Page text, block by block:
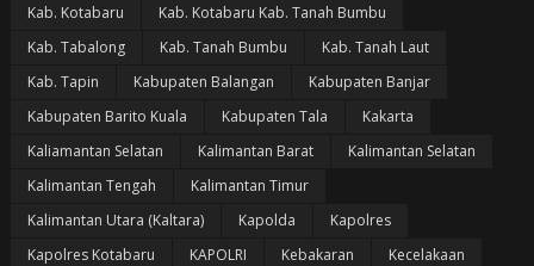
Kab. Kotabaru
Kab. Kotabaru Kab. Tanah Bumbu
Kab. Tabalong
Kab. Tanah Bumbu
Kab. Tanah Laut
Kab. Tapin
Kabupaten Balangan
Kabupaten Banjar
Kabupaten Barito Kuala
Kabupaten Tala
Kakarta
Kaliamantan Selatan
Kalimantan Barat
Kalimantan Selatan
Kalimantan Tengah
Kalimantan Timur
Kalimantan Utara (Kaltara)
Kapolda
Kapolres
Kapolres Kotabaru
KAPOLRI Kebakaran
Kecelakaan